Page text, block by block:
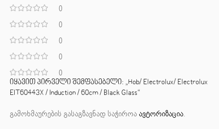
0
0
0
0
0
იყავით პირველი შემფასებელი: „Hob/ Electrolux/ Electrolux
EIT60443X / Induction / 60cm / Black Glass“
გამოხმაურების გასაგზავნად საჭიროაავტორიზაცია.